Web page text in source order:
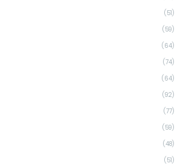
(51)
(59)
(64)
(74)
(64)
(92)
(77)
(59)
(48)
(51)